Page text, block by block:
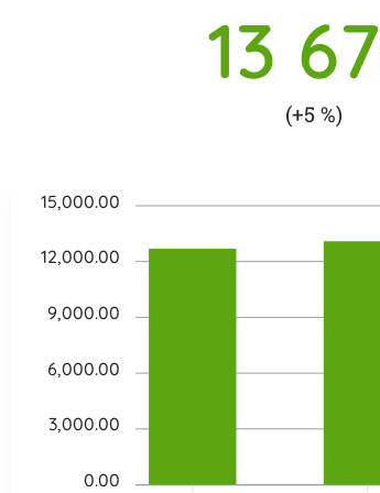
(+5 %)
13
15,000.00
12,000.00
9,000.00
6,000.00
3,000.00
0.00